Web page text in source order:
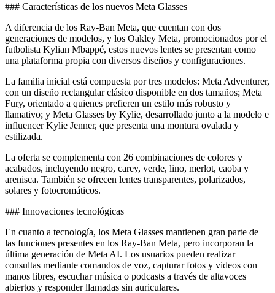
### Características de los nuevos Meta Glasses
A diferencia de los Ray-Ban Meta, que cuentan con dos
generaciones de modelos, y los Oakley Meta, promocionados por el
futbolista Kylian Mbappé, estos nuevos lentes se presentan como
una plataforma propia con diversos diseños y configuraciones.
La familia inicial está compuesta por tres modelos: Meta Adventurer,
con un diseño rectangular clásico disponible en dos tamaños; Meta
Fury, orientado a quienes prefieren un estilo más robusto y
llamativo; y Meta Glasses by Kylie, desarrollado junto a la modelo e
influencer Kylie Jenner, que presenta una montura ovalada y
estilizada.
La oferta se complementa con 26 combinaciones de colores y
acabados, incluyendo negro, carey, verde, lino, merlot, caoba y
arenisca. También se ofrecen lentes transparentes, polarizados,
solares y fotocromáticos.
### Innovaciones tecnológicas
En cuanto a tecnología, los Meta Glasses mantienen gran parte de
las funciones presentes en los Ray-Ban Meta, pero incorporan la
última generación de Meta AI. Los usuarios pueden realizar
consultas mediante comandos de voz, capturar fotos y videos con
manos libres, escuchar música o podcasts a través de altavoces
abiertos y responder llamadas sin auriculares.